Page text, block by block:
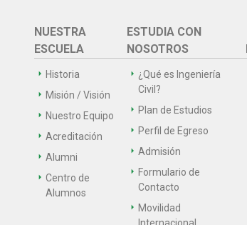
NUESTRA
ESCUELA
Historia
Misión / Visión
Nuestro Equipo
Acreditación
Alumni
Centro de
Alumnos
ESTUDIA CON
NOSOTROS
¿Qué es Ingeniería
Civil?
Plan de Estudios
Perfil de Egreso
Admisión
Formulario de
Contacto
Movilidad